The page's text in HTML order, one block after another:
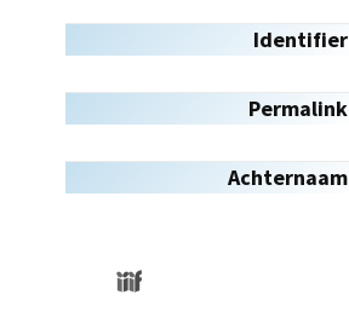
Identifier
Permalink
Achternaam